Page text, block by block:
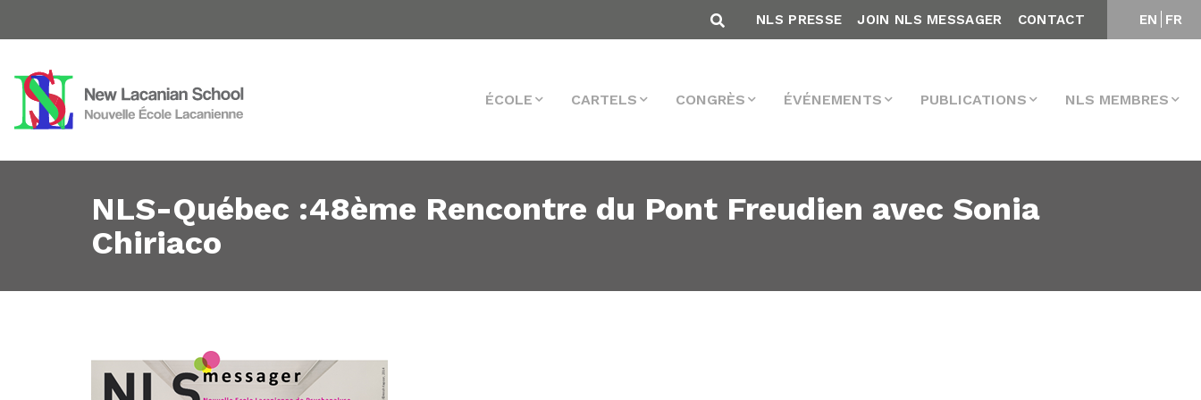
EN FR
NLS PRESSE JOIN NLS MESSAGER CONTACT
ÉCOLE CARTELS CONGRÈS ÉVÉNEMENTS PUBLICATIONS NLS MEMBRES
NLS-Québec :48ème Rencontre du Pont Freudien avec Sonia
Chiriaco